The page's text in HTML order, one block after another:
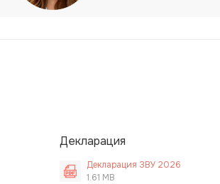
Декларация
Декларация ЗВУ 2026
1.61 MB